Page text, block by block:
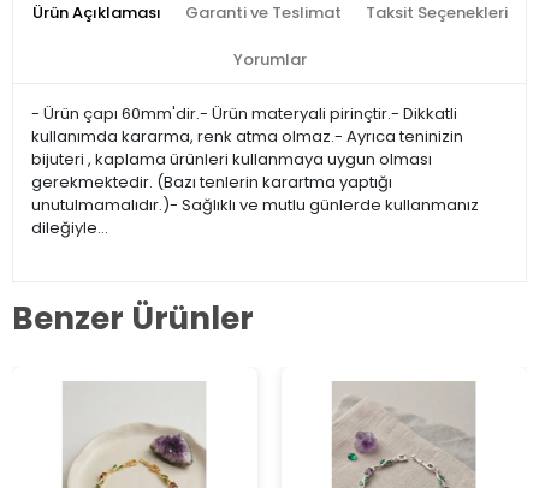
Ürün Açıklaması Garanti ve Teslimat Taksit Seçenekleri
Yorumlar
- Ürün çapı 60mm'dir.- Ürün materyali pirinçtir.- Dikkatli
kullanımda kararma, renk atma olmaz.- Ayrıca teninizin
bijuteri , kaplama ürünleri kullanmaya uygun olması
gerekmektedir. (Bazı tenlerin karartma yaptığı
unutulmamalıdır.)- Sağlıklı ve mutlu günlerde kullanmanız
dileğiyle…
Benzer Ürünler